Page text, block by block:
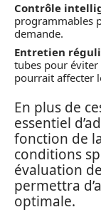
Contrôle
programmables
demande.
Entretien
tubes pour
pourrait affecter
En plus de
essentiel
fonction de
conditions
évaluation
permettra
optimale.